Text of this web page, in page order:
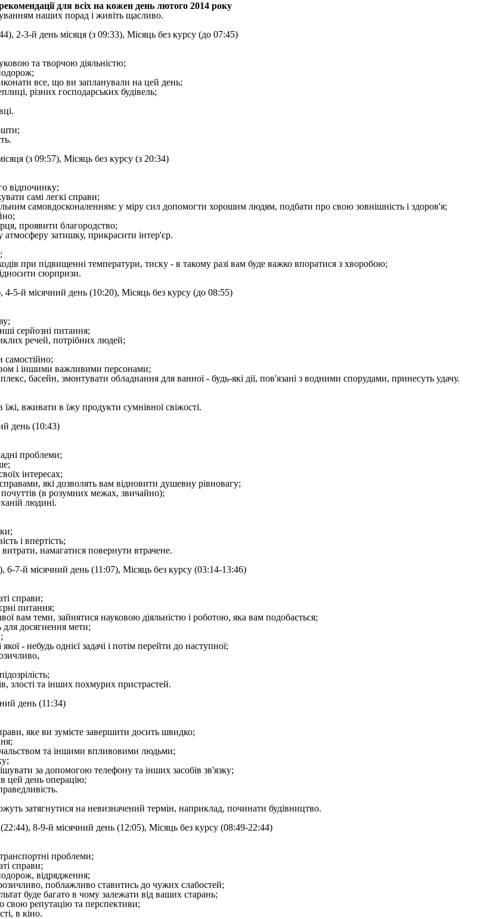
для всіх на кожен день лютого 2014 року
наших порад і живіть щасливо.
2-3-й день місяця (з 09:33), Місяць без курсу (до 07:45)
та творчою діяльністю;
все, що ви запланували на цей день;
різних господарських будівель;
(з 09:57), Місяць без курсу (з 20:34)
відпочинку;
самі легкі справи;
самовдосконаленням: у міру сил допомогти хорошим людям, подбати про свою зовнішність і здоров'я;
проявити благородство;
атмосферу затишку, прикрасити інтер'єр.
при підвищенні температури, тиску - в такому разі вам буде важко впоратися з хворобою;
сюрпризи.
5-й місячний день (10:20), Місяць без курсу (до 08:55)
серйозні питання;
речей, потрібних людей;
самостійно;
і іншими важливими персонами;
басейн, змонтувати обладнання для ванної - будь-які дії, пов'язані з водними спорудами, принесуть удачу.
їжі, вживати в їжу продукти сумнівної свіжості.
день (10:43)
проблеми;
інтересах;
які дозволять вам відновити душевну рівновагу;
(в розумних межах, звичайно);
людині.
і впертість;
намагатися повернути втрачене.
6-7-й місячний день (11:07), Місяць без курсу (03:14-13:46)
справи;
питання;
вам теми, зайнятися науковою діяльністю і роботою, яка вам подобається;
досягнення мети;
- небудь однієї задачі і потім перейти до наступної;
злості та інших похмурих пристрастей.
день (11:34)
яке ви зумієте завершити досить швидко;
та іншими впливовими людьми;
за допомогою телефону та інших засобів зв'язку;
цей день операцію;
затягнутися на невизначений термін, наприклад, починати будівництво.
8-9-й місячний день (12:05), Місяць без курсу (08:49-22:44)
проблеми;
справи;
відрядження;
поблажливо ставитись до чужих слабостей;
буде багато в чому залежати від ваших старань;
свою репутацію та перспективи;
в кіно.